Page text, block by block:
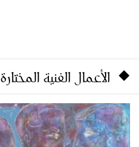
الأعمال الفنية المختارة